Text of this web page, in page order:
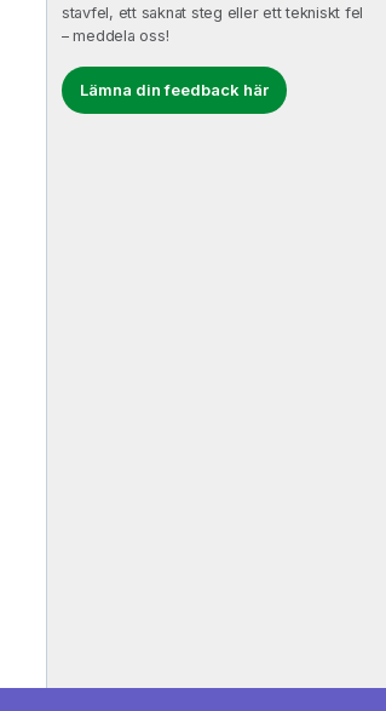
stavfel, ett saknat steg eller ett tekniskt fel
– meddela oss!
Lämna din feedback här